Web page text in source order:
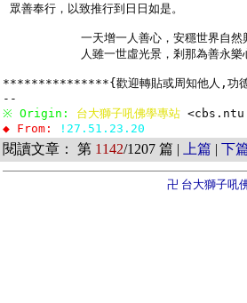
眾善奉行，以致推行到日日如是。
一天增一人善心，安穩世界自然
人雖一世虛光景，剎那為善永
***************{歡迎轉貼或周知他人,
※ Origin: 台大獅子吼佛學專站
◆ From:
!27.51.23.20
閱讀文章： 第 1142/1207 篇 | 上篇 | 下
卍 台大獅子吼